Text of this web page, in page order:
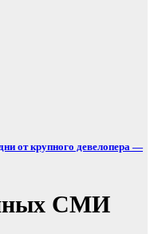
от крупного девелопера —